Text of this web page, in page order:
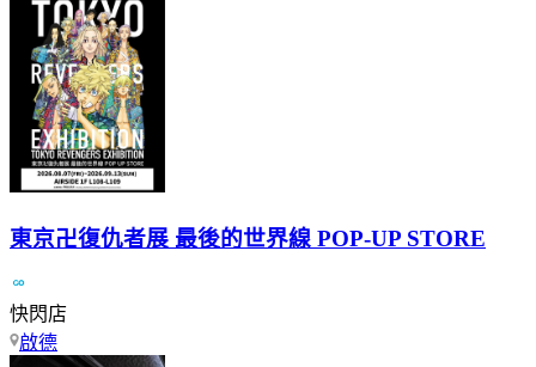
東京卍復仇者展 最後的世界線 POP-UP STORE
快閃店
啟德